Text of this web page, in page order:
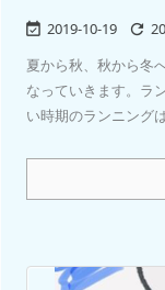
 2019-10-19 
夏から秋、秋から冬
なっていきます。ラ
い時期のランニング